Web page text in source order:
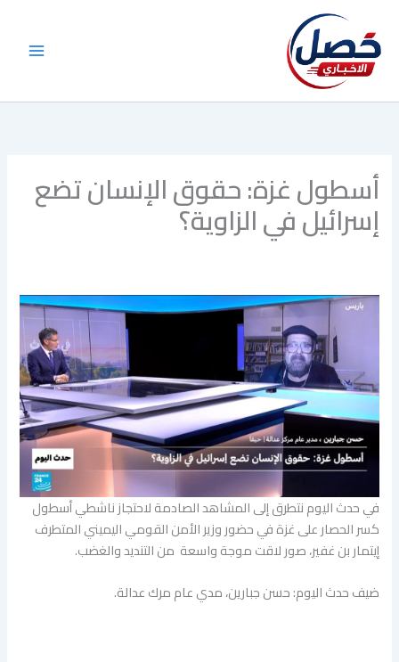
المحتوى
أسطول غزة: حقوق الإنسان تضع
إسرائيل في الزاوية؟
في حدث اليوم نتطرق إلى المشاهد الصادمة لاحتجاز ناشطي أسطول
كسر الحصار على غزة في حضور وزير الأمن القومي اليميني المتطرف
إيتمار بن غفير، صور لاقت موجة واسعة من التنديد والغضب.
ضيف حدث اليوم: حسن جبارين، مدي عام مرك عدالة.